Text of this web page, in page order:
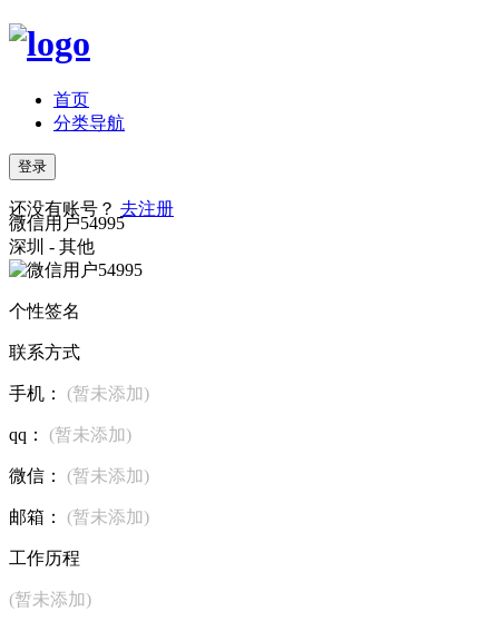
首页
分类导航
登录
还没有账号？ 去注册
微信用户54995
深圳 - 其他
个性签名
联系方式
手机： (暂未添加)
qq： (暂未添加)
微信： (暂未添加)
邮箱： (暂未添加)
工作历程
(暂未添加)